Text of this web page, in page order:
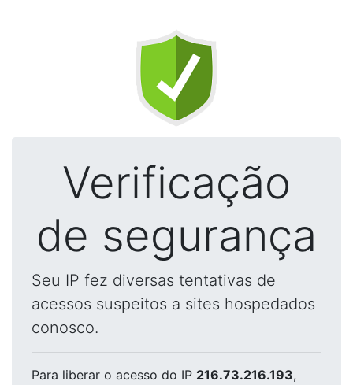
Verificação
de segurança
Seu IP fez diversas tentativas de
acessos suspeitos a sites hospedados
conosco.
Para liberar o acesso do IP 216.73.216.193,